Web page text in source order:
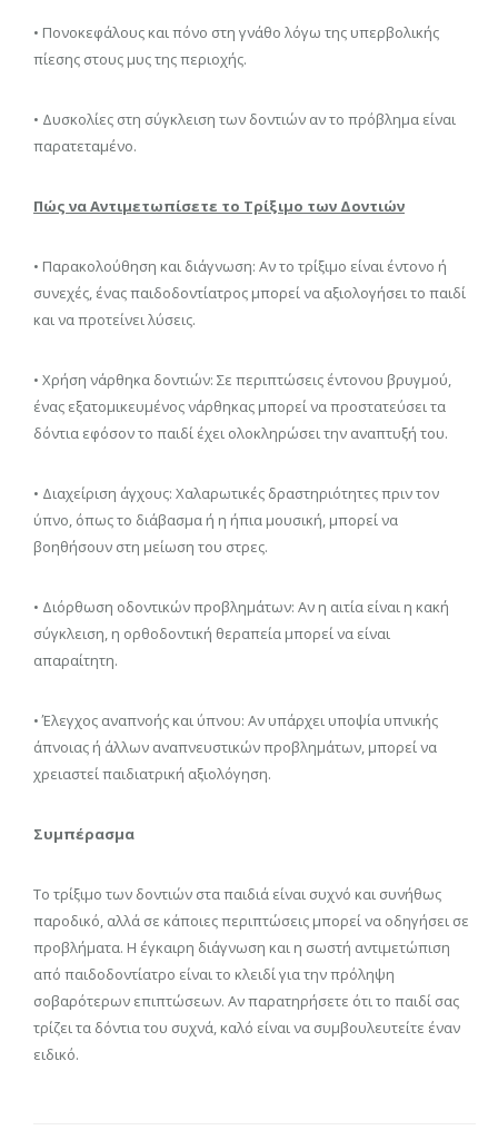
• Πονοκεφάλους και πόνο στη γνάθο λόγω της υπερβολικής
πίεσης στους μυς της περιοχής.
• Δυσκολίες στη σύγκλειση των δοντιών αν το πρόβλημα είναι
παρατεταμένο.
Πώς να Αντιμετωπίσετε το Τρίξιμο των Δοντιών
• Παρακολούθηση και διάγνωση: Αν το τρίξιμο είναι έντονο ή
συνεχές, ένας παιδοδοντίατρος μπορεί να αξιολογήσει το παιδί
και να προτείνει λύσεις.
• Χρήση νάρθηκα δοντιών: Σε περιπτώσεις έντονου βρυγμού,
ένας εξατομικευμένος νάρθηκας μπορεί να προστατεύσει τα
δόντια εφόσον το παιδί έχει ολοκληρώσει την αναπτυξή του.
• Διαχείριση άγχους: Χαλαρωτικές δραστηριότητες πριν τον
ύπνο, όπως το διάβασμα ή η ήπια μουσική, μπορεί να
βοηθήσουν στη μείωση του στρες.
• Διόρθωση οδοντικών προβλημάτων: Αν η αιτία είναι η κακή
σύγκλειση, η ορθοδοντική θεραπεία μπορεί να είναι
απαραίτητη.
• Έλεγχος αναπνοής και ύπνου: Αν υπάρχει υποψία υπνικής
άπνοιας ή άλλων αναπνευστικών προβλημάτων, μπορεί να
χρειαστεί παιδιατρική αξιολόγηση.
Συμπέρασμα
Το τρίξιμο των δοντιών στα παιδιά είναι συχνό και συνήθως
παροδικό, αλλά σε κάποιες περιπτώσεις μπορεί να οδηγήσει σε
προβλήματα. Η έγκαιρη διάγνωση και η σωστή αντιμετώπιση
από παιδοδοντίατρο είναι το κλειδί για την πρόληψη
σοβαρότερων επιπτώσεων. Αν παρατηρήσετε ότι το παιδί σας
τρίζει τα δόντια του συχνά, καλό είναι να συμβουλευτείτε έναν
ειδικό.